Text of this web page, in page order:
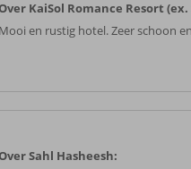
KaiSol Romance Resort
Mooi en rustig hotel. Zeer schoon
Sahl Hasheesh: